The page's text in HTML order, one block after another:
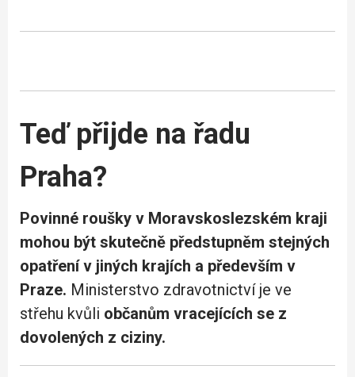
Teď přijde na řadu
Praha?
Povinné roušky v Moravskoslezském kraji
mohou být skutečně předstupněm stejných
opatření v jiných krajích a především v
Praze. Ministerstvo zdravotnictví je ve
střehu kvůli občanům vracejících se z
dovolených z ciziny.